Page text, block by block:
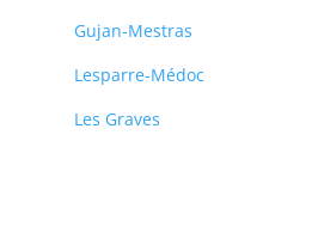
Gujan-Mestras
Lesparre-Médoc
Les Graves